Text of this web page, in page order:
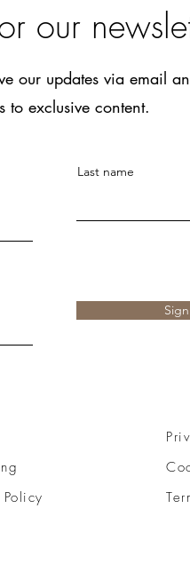
our
our updates via email
to exclusive content.
Last name
Policy